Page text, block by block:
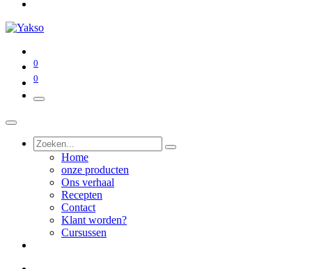
0
0
Home
onze producten
Ons verhaal
Recepten
Contact
Klant worden?
Cursussen